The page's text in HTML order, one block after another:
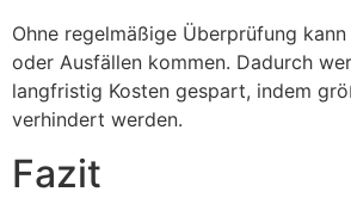
Ohne regelmäßige Überprüfung
oder Ausfällen kommen. Dadurch
langfristig Kosten gespart, indem
verhindert werden.
Fazit